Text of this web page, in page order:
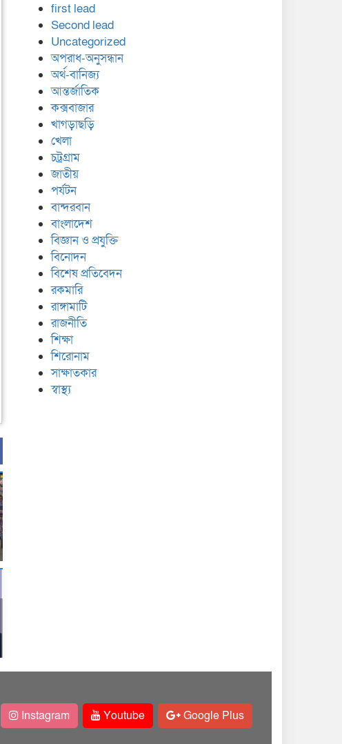
first lead
Second lead
Uncategorized
অপরাধ-অনুসন্ধান
অর্থ-বানিজ্য
আন্তর্জাতিক
কক্সবাজার
খাগড়াছড়ি
খেলা
চট্রগ্রাম
জাতীয়
পর্যটন
বান্দরবান
বাংলাদেশ
বিজ্ঞান ও প্রযুক্তি
বিনোদন
বিশেষ প্রতিবেদন
রকমারি
রাঙ্গামাটি
রাজনীতি
শিক্ষা
শিরোনাম
সাক্ষাতকার
স্বাস্থ্য
Instagram Youtube Google Plus